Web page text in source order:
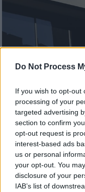
Do Not Process
If you wish to opt-out
processing of your
targeted advertising
section to confirm
opt-out request is
interest-based ads
us or personal
your opt-out. You
disclosure of your
IAB’s list of
Οικονομία|
outlook της
η επενδυτική
Ο S&P έδωσε
επενδυτική
Οκτωβρίου
να ενταχθούν
διευρύνοντας
τους